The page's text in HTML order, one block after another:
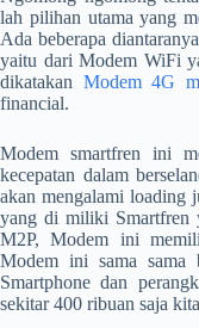
lah pilihan utama yang
Ada beberapa
yaitu dari Modem WiFi
dikatakan Modem 4G
financial.
Modem smartfren ini
kecepatan dalam
akan mengalami loading
yang di miliki
M2P, Modem ini
Modem ini sama sama
Smartphone dan
sekitar 400 ribuan saja